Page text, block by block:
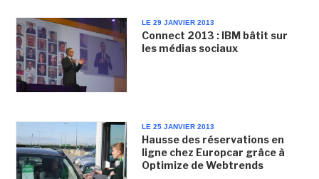
LE 29 JANVIER 2013
Connect 2013 : IBM bâtit sur
les médias sociaux
LE 25 JANVIER 2013
Hausse des réservations en
ligne chez Europcar grâce à
Optimize de Webtrends